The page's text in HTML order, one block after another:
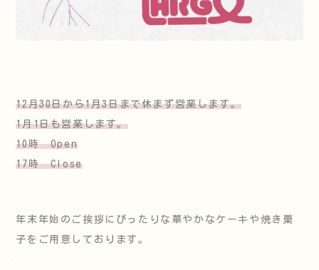
12月30日から1月3日まで休まず営業します。
1月1日も営業します。
10時 Open
17時 Close
年末年始のご挨拶にぴったりな華やかなケーキや焼き菓
子をご用意しております。